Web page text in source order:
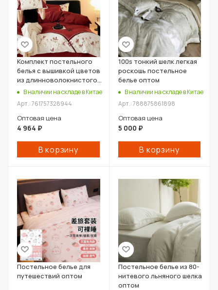
Комплект постельного
белья с вышивкой цветов
из длинноволокнистого
хлопка оптом
В наличии на складе в Китае
Арт.: 761757328944
Оптовая цена
4 964 ₽
В корзину
100s тонкий шелк легкая
роскошь постельное
белье оптом
В наличии на складе в Китае
Арт.: 788875861898
Оптовая цена
5 000 ₽
В корзину
Постельное белье для
путешествий оптом
Постельное белье из 80-
нитевого льняного шелка
оптом